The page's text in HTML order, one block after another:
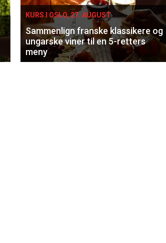
KURS I OSLO, 27. AUGUST
Sammenlign franske klassikere og
ungarske viner til en 5-retters
meny